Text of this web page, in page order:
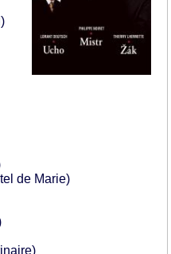
de Marie)